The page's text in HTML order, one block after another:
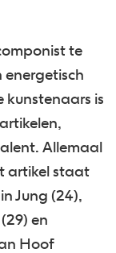
te
energetisch
kunstenaars is
Allemaal
artikel staat
Jung (24),
en
Hoof